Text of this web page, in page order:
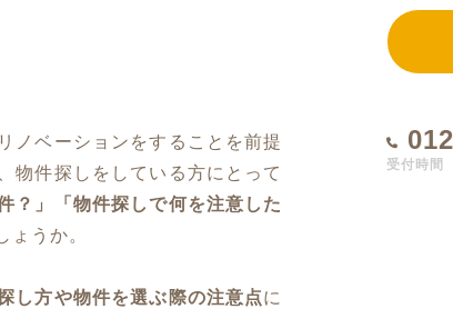
ノベーションをすることを前提
物件探しをしている方にとって
？」「物件探しで何を注意した
ょうか。
し方や物件を選ぶ際の注意点に
受付時